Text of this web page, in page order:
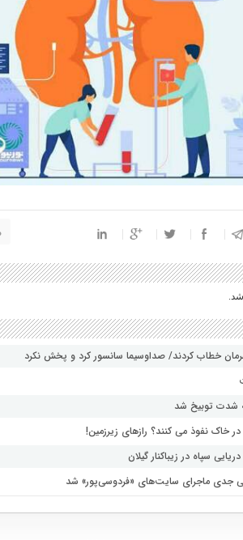
خطاب کردند/ صداوسیما سانسور کرد و پخش نکرد
شدت توبیخ شد
خاک نفوذ می کنند؟ رازهای زیرزمین!
سپاه در زیباکنار گیلان
جدی ماجرای سایت‌های «فردوسی‌پور» شد